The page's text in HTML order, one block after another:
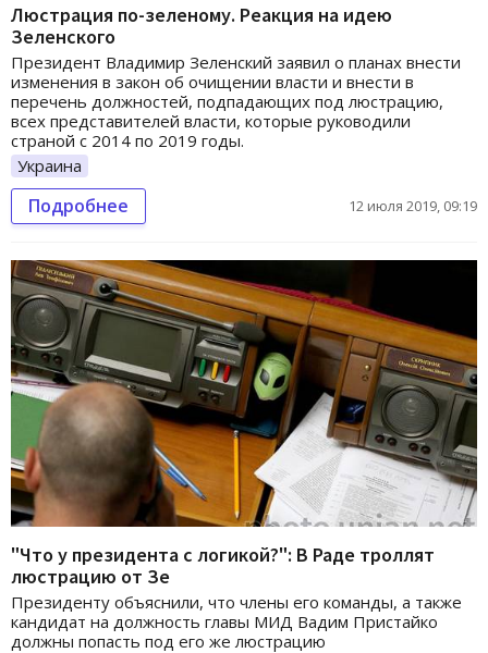
Люстрация по-зеленому. Реакция на идею
Зеленского
Президент Владимир Зеленский заявил о планах внести
изменения в закон об очищении власти и внести в
перечень должностей, подпадающих под люстрацию,
всех представителей власти, которые руководили
страной с 2014 по 2019 годы.
Украина
Подробнее 12 июля 2019, 09:19
"Что у президента с логикой?": В Раде троллят
люстрацию от Зе
Президенту объяснили, что члены его команды, а также
кандидат на должность главы МИД Вадим Пристайко
должны попасть под его же люстрацию